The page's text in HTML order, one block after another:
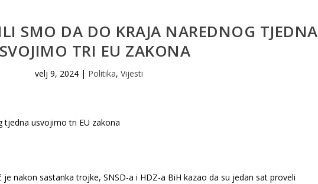
SMO DA DO KRAJA NAREDNOG TJEDNA
TRI EU ZAKONA
velj 9, 2024 | Politika,Vijesti
je nakon sastanka trojke, SNSD-a i HDZ-a BiH kazao da su jedan sat proveli